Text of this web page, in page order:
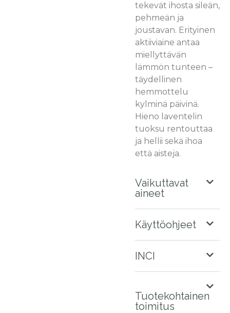
tekevät ihosta sileän,
pehmeän ja
joustavan. Erityinen
aktiiviaine antaa
miellyttävän
lämmön tunteen –
täydellinen
hemmottelu
kylminä päivinä.
Hieno laventelin
tuoksu rentouttaa
ja hellii sekä ihoa
että aisteja.
Vaikuttavat
aineet
Käyttöohjeet
INCI
Tuotekohtainen
toimitus